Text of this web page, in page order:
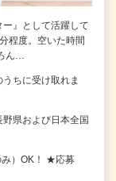
』として活躍して
程度。空いた時間
ん…
ちに受け取れま
県および日本全国
）OK！ ★応募